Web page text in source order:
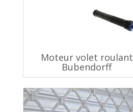
Moteur volet roulant
Bubendorff